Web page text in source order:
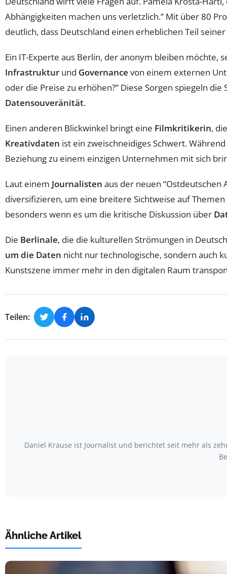
Abhängigkeiten machen uns verletzlich.” Mit über 80
deutlich, dass Deutschland einen erheblichen Teil seiner
Ein IT-Experte aus Berlin, der anonym bleiben möchte,
Infrastruktur und Governance von einem externen
oder die Preise zu erhöhen?” Diese Sorgen spiegeln
Datensouveränität.
Einen anderen Blickwinkel bringt eine Filmkritikerin,
Kreativdaten ist ein zweischneidiges Schwert.
Beziehung zu einem einzigen Unternehmen mit sich
Laut einem Journalisten aus der neuen “Ostdeutschen
diversifizieren, um eine breitere Sichtweise auf
besonders wenn es um die kritische Diskussion über
Die Berlinale, die die kulturellen Strömungen in
um die Daten nicht nur technologische, sondern auch
Kunstszene immer mehr in den digitalen Raum
Teilen:
Daniel Krause ist Journalist und berichtet seit mehr als
Ähnliche Artikel